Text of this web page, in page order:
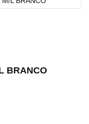
BRANCO